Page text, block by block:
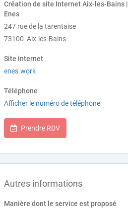
Création de site Internet Aix-les-Bains |
Enes
247 rue de la tarentaise
73100 Aix-les-Bains
Site internet
enes.work
Téléphone
Afficher le numéro de téléphone
Prendre RDV
Autres informations
Manière dont le service est proposé